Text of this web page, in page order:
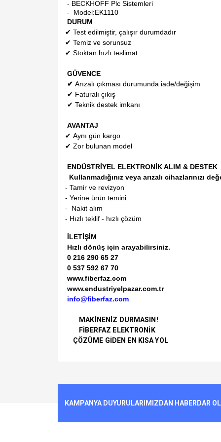
- BECKHOFF Plc Sistemleri
- Model:EK1110
DURUM
✔ Test edilmiştir, çalışır durumdadır
✔ Temiz ve sorunsuz
✔ Stoktan hızlı teslimat
GÜVENCE
✔ Arızalı çıkması durumunda iade/değişim
✔ Faturalı çıkış
✔ Teknik destek imkanı
AVANTAJ
✔ Aynı gün kargo
✔ Zor bulunan model
ENDÜSTRİYEL ELEKTRONİK ALIM & DESTEK
Kullanmadığınız veya arızalı cihazlarınızı
- Tamir ve revizyon
- Yerine ürün temini
- Nakit alım
- Hızlı teklif - hızlı çözüm
İLETİŞİM
Hızlı dönüş için arayabilirsiniz.
0 216 290 65 27
0 537 592 67 70
www.fiberfaz.com
www.endustriyelpazar.com.tr
info@fiberfaz.com
MAKİNENİZ DURMASIN!
FİBERFAZ ELEKTRONİK
ÇÖZÜME GİDEN EN KISA YOL
Ürün resmi kalitesiz, bozuk veya
KAMPANYA DUYURULARIMIZDAN HABERDAR